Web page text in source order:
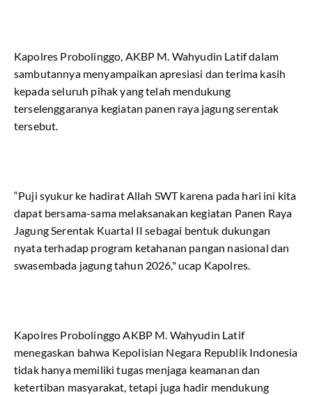
Kapolres Probolinggo, AKBP M. Wahyudin Latif dalam
sambutannya menyampaikan apresiasi dan terima kasih
kepada seluruh pihak yang telah mendukung
terselenggaranya kegiatan panen raya jagung serentak
tersebut.
“Puji syukur ke hadirat Allah SWT karena pada hari ini kita
dapat bersama-sama melaksanakan kegiatan Panen Raya
Jagung Serentak Kuartal II sebagai bentuk dukungan
nyata terhadap program ketahanan pangan nasional dan
swasembada jagung tahun 2026," ucap Kapolres.
Kapolres Probolinggo AKBP M. Wahyudin Latif
menegaskan bahwa Kepolisian Negara Republik Indonesia
tidak hanya memiliki tugas menjaga keamanan dan
ketertiban masyarakat, tetapi juga hadir mendukung